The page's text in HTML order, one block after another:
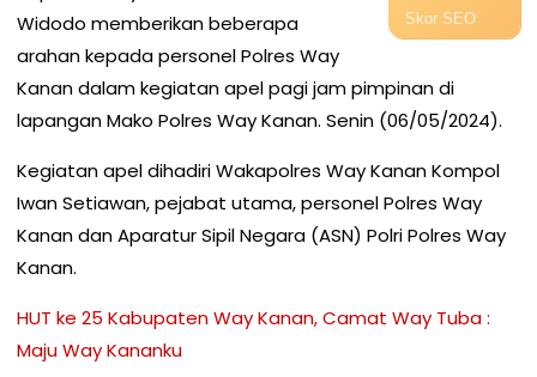
Skor SEO
Widodo memberikan beberapa
arahan kepada personel Polres Way
Kanan dalam kegiatan apel pagi jam pimpinan di
lapangan Mako Polres Way Kanan. Senin (06/05/2024).
Kegiatan apel dihadiri Wakapolres Way Kanan Kompol
Iwan Setiawan, pejabat utama, personel Polres Way
Kanan dan Aparatur Sipil Negara (ASN) Polri Polres Way
Kanan.
HUT ke 25 Kabupaten Way Kanan, Camat Way Tuba :
Maju Way Kananku